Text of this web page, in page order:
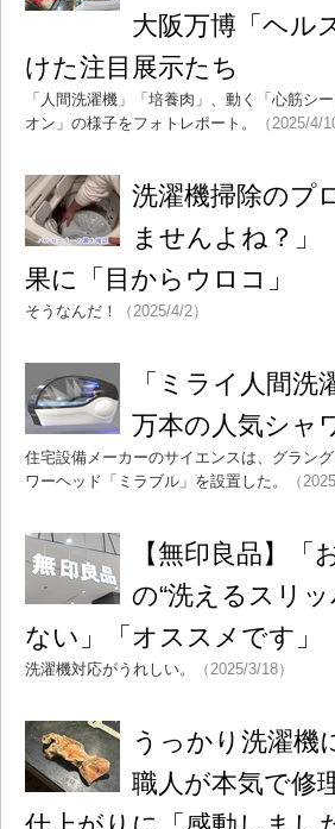
大阪万博「ヘル
けた注目展示たち
「人間洗濯機」「培養肉」、動く「心筋
オン」の様子をフォトレポート。
（2025/4/
洗濯機掃除のプ
ませんよね？
果に「目からウロコ」
そうなんだ！ （2025/4/2）
「ミライ人間
万本の人気シャ
住宅設備メーカーのサイエンスは、グラン
ワーヘッド「ミラブル」を設置した。
（
【無印良品】
の“洗えるスリ
ない」「オススメです」
洗濯機対応がうれしい。 （2025/3/18）
うっかり洗濯
職人が本気で